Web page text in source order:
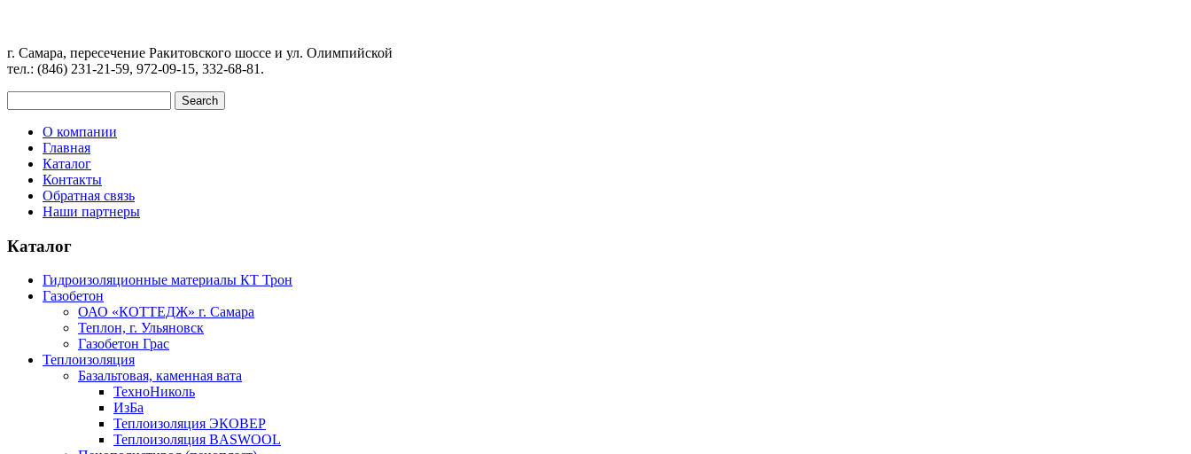
г. Самара, пересечение Ракитовского шоссе и ул. Олимпийской
тел.: (846) 231-21-59, 972-09-15, 332-68-81.
О компании
Главная
Каталог
Контакты
Обратная связь
Наши партнеры
Каталог
Гидроизоляционные материалы КТ Трон
Газобетон
ОАО «КОТТЕДЖ» г. Самара
Теплон, г. Ульяновск
Газобетон Грас
Теплоизоляция
Базальтовая, каменная вата
ТехноНиколь
ИзБа
Теплоизоляция ЭКОВЕР
Теплоизоляция BASWOOL